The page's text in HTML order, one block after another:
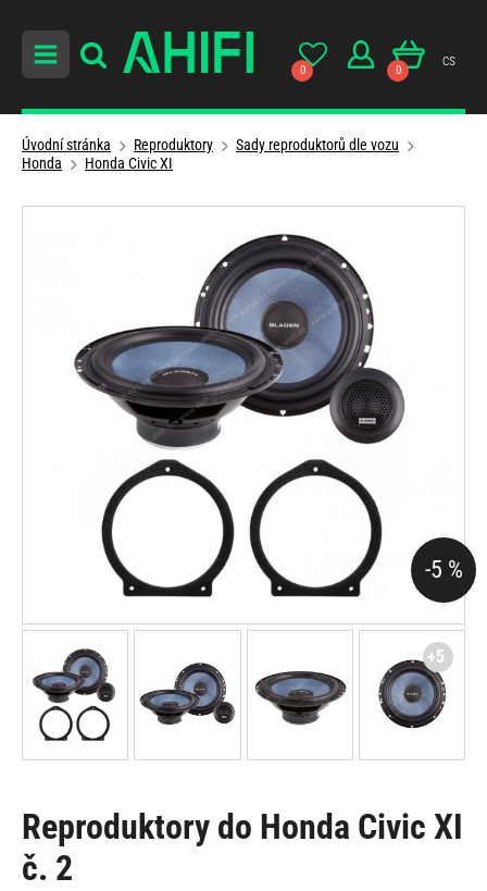
0 0
cs
Úvodní stránka Reproduktory
Sady reproduktorů dle vozu
Honda
Honda Civic XI
Reproduktory do Honda Civic XI
č. 2
-5 %
+5